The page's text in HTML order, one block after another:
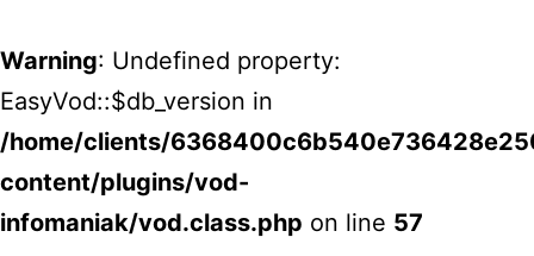
Warning: Undefined property:
EasyVod::$db_version in
/home/clients/
content/plugins/vod-
infomaniak/vod.class.php on line 57